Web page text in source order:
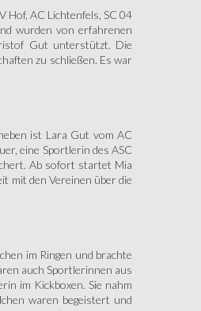
Hof, AC Lichtenfels, SC 04
wurden von erfahrenen
Gut unterstützt. Die
zu schließen. Es war
ist Lara Gut vom AC
eine Sportlerin des ASC
Ab sofort startet Mia
mit den Vereinen über die
im Ringen und brachte
auch Sportlerinnen aus
im Kickboxen. Sie nahm
waren begeistert und